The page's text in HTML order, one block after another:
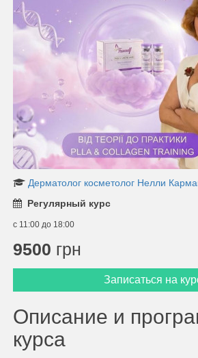
Дерматолог косметолог Нелли
Регулярный курс
с 11:00 до 18:00
9500 грн
Записаться на
Описание и
курса